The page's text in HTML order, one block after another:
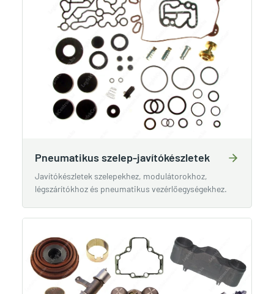
Pneumatikus szelep-javítókészletek
Javítókészletek szelepekhez, modulátorokhoz,
légszárítókhoz és pneumatikus vezérlőegységekhez.